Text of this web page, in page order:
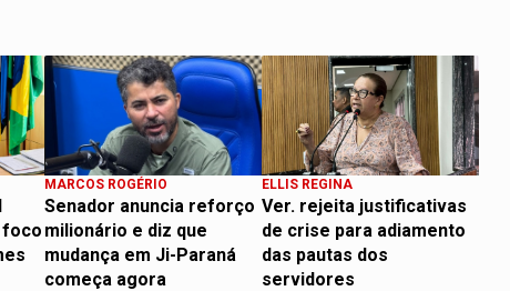
foco
MARCOS ROGÉRIO
Senador anuncia reforço
milionário e diz que
mudança em Ji-Paraná
começa agora
ELLIS REGINA
Ver. rejeita justificativas
de crise para adiamento
das pautas dos
servidores